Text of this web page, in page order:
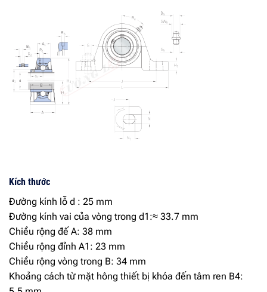
Kích thước
Đường kính lỗ d : 25 mm
Đường kính vai của vòng trong d1:≈ 33.7 mm
Chiều rộng đế A: 38 mm
Chiều rộng đỉnh A1: 23 mm
Chiều rộng vòng trong B: 34 mm
Khoảng cách từ mặt hông thiết bị khóa đến tâm ren B4: